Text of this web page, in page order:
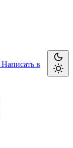
Написать в